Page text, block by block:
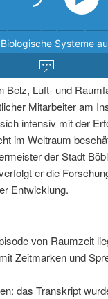
Belz, Luft- und
Mitarbeiter am
intensiv mit der
im Weltraum
der Stadt
er die
Entwicklung.
von Raumzeit
Zeitmarken und
das Transkript